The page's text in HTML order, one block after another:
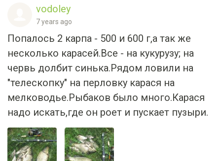
vodoley
7 years ago
Попалось 2 карпа - 500 и 600 г,а так же
несколько карасей.Все - на кукурузу; на
червь долбит синька.Рядом ловили на
"телескопку" на перловку карася на
мелководье.Рыбаков было много.Карася
надо искать,где он роет и пускает пузыри.